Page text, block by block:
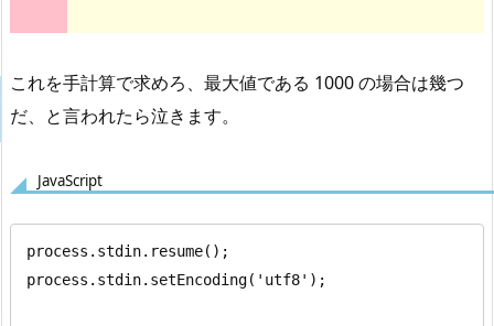
これを手計算で求めろ、最大値である 1000 の場合は幾つ
だ、と言われたら泣きます。
JavaScript
process.stdin.resume();
process.stdin.setEncoding('utf8');